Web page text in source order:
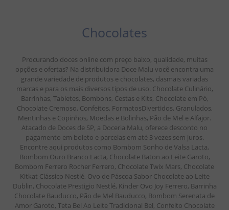
Chocolates
Procurando doces online com preço baixo, qualidade, muitas
opções e ofertas? Na distribuidora Doce Malu você encontra uma
grande variedade de produtos e chocolates, dasmais variadas
marcas e para os mais diversos tipos de uso. Chocolate Culinário,
Barrinhas, Tabletes, Bombons, Cestas e Kits, Chocolate em Pó,
Chocolate Cremoso, Confeitos, FormatosDivertidos, Granulados,
Mentinhas e Copinhos, Moedas e Bolinhas, Pão de Mel e Alfajor.
Atacado de Doces de SP, a Doceria Malu, oferece desconto no
pagamento em boleto e parcelas em até 3 vezes sem juros.
Encontre aqui produtos como Bombom Sonho de Valsa Lacta,
Bombom Ouro Branco Lacta, Chocolate Baton ao Leite Garoto,
Bombom Ferrero Rocher Ferrero, Chocolate Twix Mars, Chocolate
Kitkat Clássico Nestlé, Ovo de Páscoa Sabor Chocolate ao Leite
Dublin, Chocolate Prestigio Nestlé, Kinder Ovo Joy Ferrero, Barrinha
Chocolate Bauducco, Pão de Mel Bauducco, Bombom Serenata de
Amor Garoto, Teta Bel Ao Leite Tradicional Bel, Confeito Chocolate